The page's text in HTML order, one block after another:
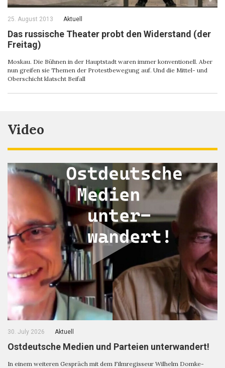
25. August 2013 Aktuell
Das russische Theater probt den Widerstand (der
Freitag)
Moskau. Die Bühnen in der Hauptstadt waren immer konventionell. Aber
nun greifen sie Themen der Protestbewegung auf. Und die Mittel- und
Oberschicht klatscht Beifall
Video
30. July 2026 Aktuell
Ostdeutsche Medien und Parteien unterwandert!
In einem weiteren Gespräch mit dem Filmregisseur Wilhelm Domke-